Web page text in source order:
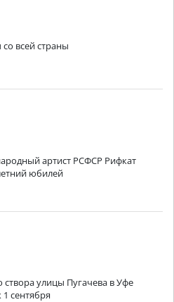
всей страны
артист РСФСР Рифкат
юбилей
створа улицы Пугачева в Уфе
сентября